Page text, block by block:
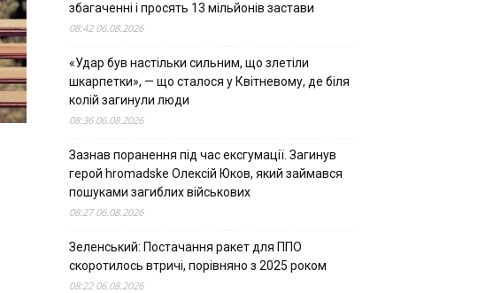
збагаченні і просять 13 мільйонів застави
08:42 06.08.2026
«Удар був настільки сильним, що злетіли
шкарпетки», — що сталося у Квітневому, де біля
колій загинули люди
08:36 06.08.2026
Зазнав поранення під час ексгумації. Загинув
герой hromadske Олексій Юков, який займався
пошуками загиблих військових
08:27 06.08.2026
Зеленський: Постачання ракет для ППО
скоротилось втричі, порівняно з 2025 роком
08:22 06.08.2026